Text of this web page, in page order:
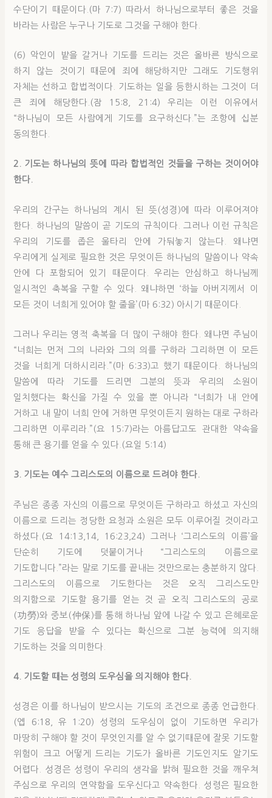
수단이기 때문이다.(마 7:7) 따라서 하나님으로부터 좋은 것을
바라는 사람은 누구나 기도로 그것을 구해야 한다.
(6) 악인이 밭을 갈거나 기도를 드리는 것은 올바른 방식으로
하지 않는 것이기 때문에 죄에 해당하지만 그래도 기도행위
자체는 선하고 합법적이다. 기도하는 일을 등한시하는 그것이 더
큰 죄에 해당한다.(잠 15:8, 21:4) 우리는 이런 이유에서
“하나님이 모든 사람에게 기도를 요구하신다.”는 조항에 십분
동의한다.
2. 기도는 하나님의 뜻에 따라 합법적인 것들을 구하는 것이어야
한다.
우리의 간구는 하나님의 계시 된 뜻(성경)에 따라 이루어져야
한다. 하나님의 말씀이 곧 기도의 규칙이다. 그러나 이런 규칙은
우리의 기도를 좁은 울타리 안에 가둬놓지 않는다. 왜냐면
우리에게 실제로 필요한 것은 무엇이든 하나님의 말씀이나 약속
안에 다 포함되어 있기 때문이다. 우리는 안심하고 하나님께
일시적인 축복을 구할 수 있다. 왜냐하면 ‘하늘 아버지께서 이
모든 것이 너희게 있어야 할 줄을’(마 6:32) 아시기 때문이다.
그러나 우리는 영적 축복을 더 많이 구해야 한다. 왜냐면 주님이
“너희는 먼저 그의 나라와 그의 의를 구하라 그리하면 이 모든
것을 너희게 더하시리라.”(마 6:33)고 했기 때문이다. 하나님의
말씀에 따라 기도를 드리면 그분의 뜻과 우리의 소원이
일치했다는 확신을 가질 수 있을 뿐 아니라 “너희가 내 안에
거하고 내 말이 너희 안에 거하면 무엇이든지 원하는 대로 구하라
그리하면 이루리라.”(요 15:7)라는 아름답고도 관대한 약속을
통해 큰 용기를 얻을 수 있다.(요일 5:14)
3. 기도는 예수 그리스도의 이름으로 드려야 한다.
주님은 종종 자신의 이름으로 무엇이든 구하라고 하셨고 자신의
이름으로 드리는 정당한 요청과 소원은 모두 이루어질 것이라고
하셨다.(요 14:13,14, 16:23,24) 그러나 ‘그리스도의 이름’을
단순히 기도에 덧붙이거나 “그리스도의 이름으로
기도합니다.”라는 말로 기도를 끝내는 것만으로는 충분하지 않다.
그리스도의 이름으로 기도한다는 것은 오직 그리스도만
의지함으로 기도할 용기를 얻는 것 곧 오직 그리스도의 공로
(功勞)와 중보(仲保)를 통해 하나님 앞에 나갈 수 있고 은혜로운
기도 응답을 받을 수 있다는 확신으로 그분 능력에 의지해
기도하는 것을 의미한다.
4. 기도할 때는 성령의 도우심을 의지해야 한다.
성경은 이를 하나님이 받으시는 기도의 조건으로 종종 언급한다.
(엡 6:18, 유 1:20) 성령의 도우심이 없이 기도하면 우리가
마땅히 구해야 할 것이 무엇인지를 알 수 없기때문에 잘못 기도할
위험이 크고 어떻게 드리는 기도가 올바른 기도인지도 알기도
어렵다. 성경은 성령이 우리의 생각을 밝혀 필요한 것을 깨우쳐
주심으로 우리의 연약함을 도우신다고 약속한다. 성령은 필요한